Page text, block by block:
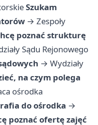
Szukam
→ Zespoły
poznać strukturę
Sądu Rejonowego
→ Wydziały
na czym polega
ośrodka
do ośrodka →
poznać ofertę zajęć